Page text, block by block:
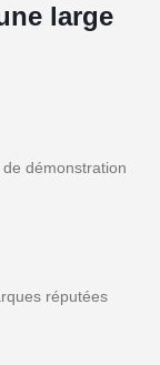
large
de démonstration
réputées